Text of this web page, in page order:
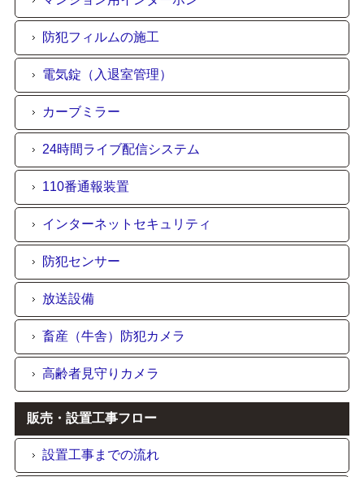
防犯フィルムの施工
電気錠（入退室管理）
カーブミラー
24時間ライブ配信システム
110番通報装置
インターネットセキュリティ
防犯センサー
放送設備
畜産（牛舎）防犯カメラ
高齢者見守りカメラ
販売・設置工事フロー
設置工事までの流れ